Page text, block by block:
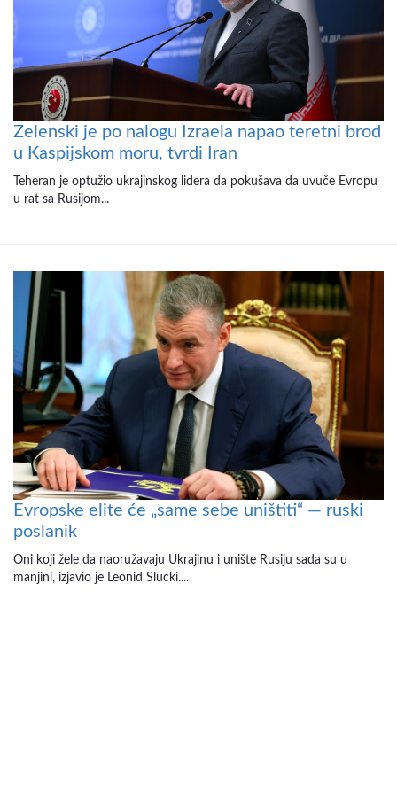
Zelenski je po nalogu Izraela napao teretni brod
u Kaspijskom moru, tvrdi Iran
Teheran je optužio ukrajinskog lidera da pokušava da uvuče Evropu
u rat sa Rusijom...
Evropske elite će „same sebe uništiti“ — ruski
poslanik
Oni koji žele da naoružavaju Ukrajinu i unište Rusiju sada su u
manjini, izjavio je Leonid Slucki....